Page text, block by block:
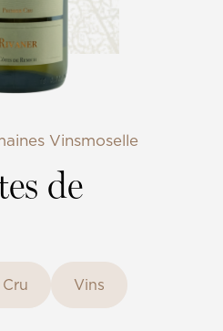
Vinsmoselle
de
Vins